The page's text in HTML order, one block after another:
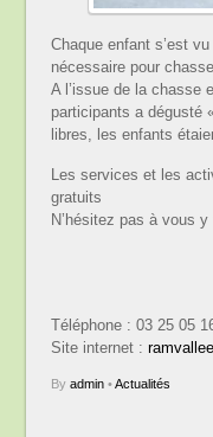
Chaque enfant s’est
nécessaire pour
A l’issue de la chasse
participants a dégusté
libres, les enfants
Les services et les
gratuits
N’hésitez pas à vous y
Téléphone : 03 25 05
Site internet :
By admin• Actualités